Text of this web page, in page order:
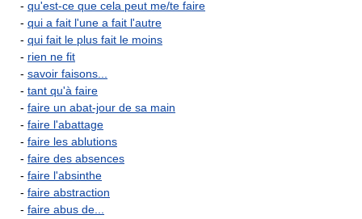
- qu'est-ce que cela peut me/te faire
- qui a fait l'une a fait l'autre
- qui fait le plus fait le moins
- rien ne fit
- savoir faisons...
- tant qu'à faire
- faire un abat-jour de sa main
- faire l'abattage
- faire les ablutions
- faire des absences
- faire l'absinthe
- faire abstraction
- faire abus de...